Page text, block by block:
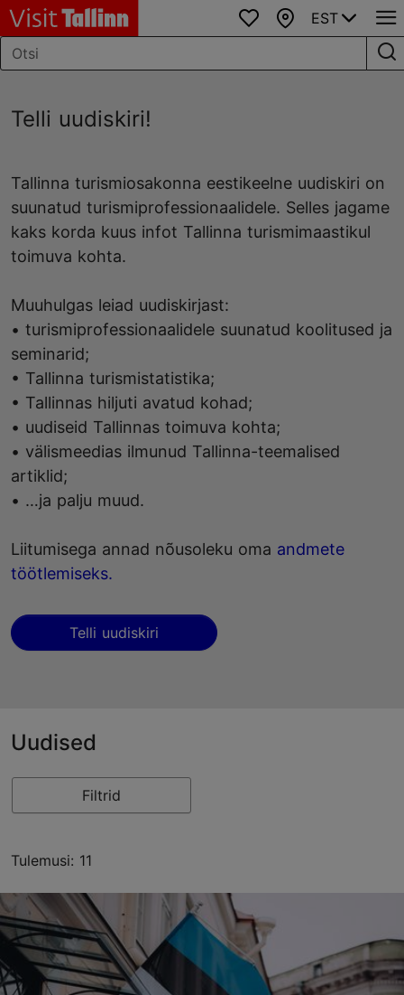
Lemmikud
Kaart
EST
Telli uudiskiri!
Tallinna turismiosakonna eestikeelne uudiskiri on
suunatud turismiprofessionaalidele. Selles jagame
kaks korda kuus infot Tallinna turismimaastikul
toimuva kohta.
Muuhulgas leiad uudiskirjast:
• turismiprofessionaalidele suunatud koolitused ja
seminarid;
• Tallinna turismistatistika;
• Tallinnas hiljuti avatud kohad;
• uudiseid Tallinnas toimuva kohta;
• välismeedias ilmunud Tallinna-teemalised
artiklid;
• …ja palju muud.
Liitumisega annad nõusoleku oma andmete
töötlemiseks.
Telli uudiskiri
Uudised
Filtrid
Tulemusi: 11